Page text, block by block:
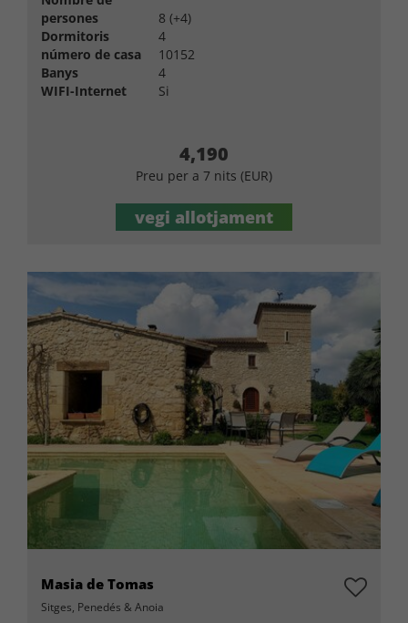
persones
8 (+4)
Dormitoris
4
número de casa
10152
Banys
4
WIFI-Internet
Si
4,190
Preu per a 7 nits (EUR)
vegi allotjament
Masia de Tomas
Sitges, Penedés & Anoia